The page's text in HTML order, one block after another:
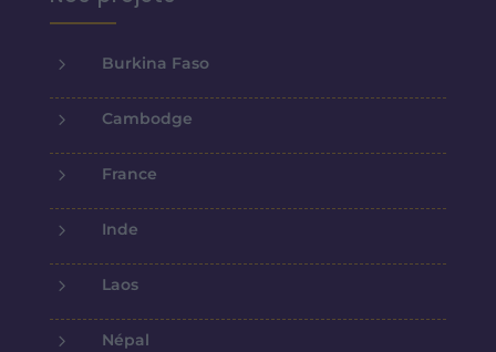
5 Burkina Faso
5 Cambodge
5 France
5 Inde
5 Laos
5 Népal